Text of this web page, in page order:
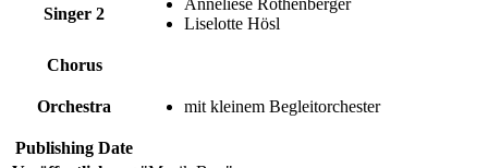
Singer 2
Liselotte Hösl
Chorus
Orchestra mit kleinem Begleitorchester
Publishing Date